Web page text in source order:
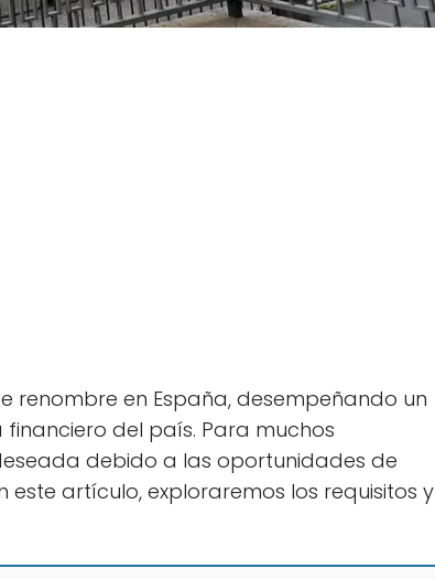
renombre en España, desempeñando un
del país. Para muchos
debido a las oportunidades de
artículo, exploraremos los requisitos y